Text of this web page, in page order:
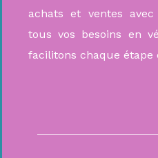
achats et ventes
tous vos besoins en
facilitons chaque étape